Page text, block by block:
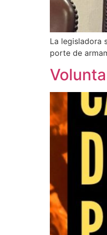
La legisladora
porte de